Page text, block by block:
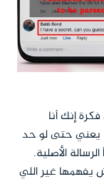
إنك أنا
يعني حتى لو حد
الأصلية.
غير اللي